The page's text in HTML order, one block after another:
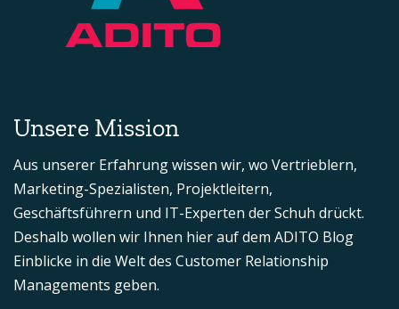
Unsere Mission
Aus unserer Erfahrung wissen wir, wo Vertrieblern,
Marketing-Spezialisten, Projektleitern,
Geschäftsführern und IT-Experten der Schuh drückt.
Deshalb wollen wir Ihnen hier auf dem ADITO Blog
Einblicke in die Welt des Customer Relationship
Managements geben.